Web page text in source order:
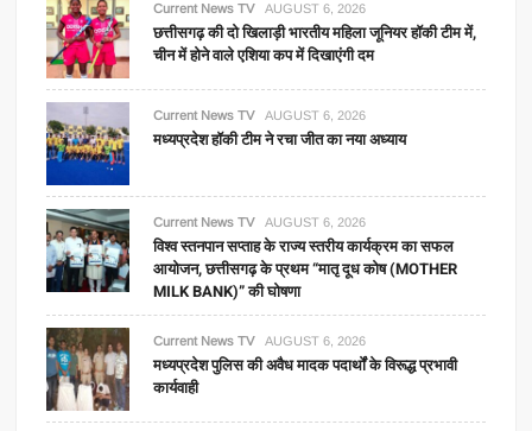
Current News TV AUGUST 6, 2026
छत्तीसगढ़ की दो खिलाड़ी भारतीय महिला जूनियर हॉकी टीम में,
चीन में होने वाले एशिया कप में दिखाएंगी दम
Current News TV AUGUST 6, 2026
मध्यप्रदेश हॉकी टीम ने रचा जीत का नया अध्याय
Current News TV AUGUST 6, 2026
विश्व स्तनपान सप्ताह के राज्य स्तरीय कार्यक्रम का सफल
आयोजन, छत्तीसगढ़ के प्रथम “मातृ दूध कोष (MOTHER
MILK BANK)” की घोषणा
Current News TV AUGUST 6, 2026
मध्यप्रदेश पुलिस की अवैध मादक पदार्थों के विरूद्ध प्रभावी
कार्यवाही